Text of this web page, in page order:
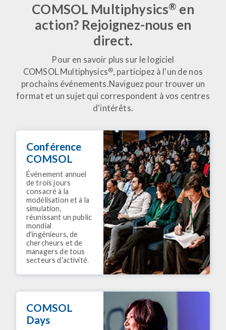
COMSOL Multiphysics® en
action? Rejoignez-nous en
direct.
Pour en savoir plus sur le logiciel
COMSOL Multiphysics®, participez à l'un de nos
prochains événements.Naviguez pour trouver un
format et un sujet qui correspondent à vos centres
d'intérêts.
Conférence
COMSOL
Événement annuel
de trois jours
consacré à la
modélisation et à la
simulation,
réunissant un public
mondial
d'ingénieurs, de
chercheurs et de
managers de tous
secteurs d'activité.
COMSOL
Days